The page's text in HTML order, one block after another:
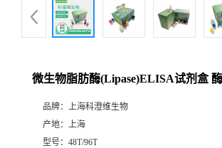
微生物脂肪酶(Lipase)ELISA试剂盒
品牌：
上海科澄维生物
产地：
上海
型号： 48T/96T